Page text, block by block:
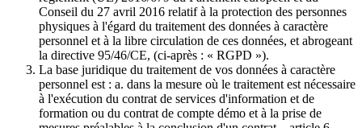
Conseil du 27 avril 2016 relatif à la protection des personnes
physiques à l'égard du traitement des données à caractère
personnel et à la libre circulation de ces données, et abrogeant
la directive 95/46/CE, (ci-après : « RGPD »).
La base juridique du traitement de vos données à caractère
personnel est : a. dans la mesure où le traitement est nécessaire
à l'exécution du contrat de services d'information et de
formation ou du contrat de compte démo et à la prise de